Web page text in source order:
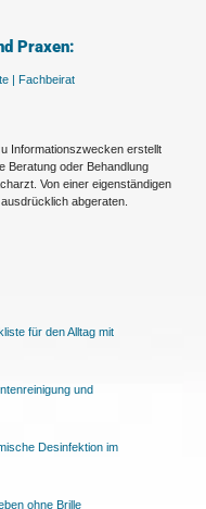
Praxen:
| Fachbeirat
Informationszwecken erstellt
Beratung oder Behandlung
Von einer eigenständigen
abgeraten.
für den Alltag mit
und
Desinfektion im
ohne Brille